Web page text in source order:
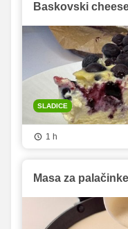
Baskovski
SLADICE
1 h
Masa za palačinke